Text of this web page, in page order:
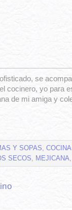
se
cocinero, yo para
de mi amiga y
Y SOPAS, COCINA
SECOS, MEJICANA